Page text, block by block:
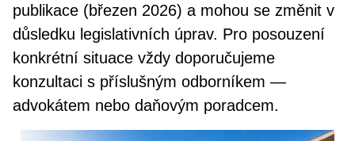
publikace (březen 2026) a mohou se změnit v
důsledku legislativních úprav. Pro posouzení
konkrétní situace vždy doporučujeme
konzultaci s příslušným odborníkem —
advokátem nebo daňovým poradcem.